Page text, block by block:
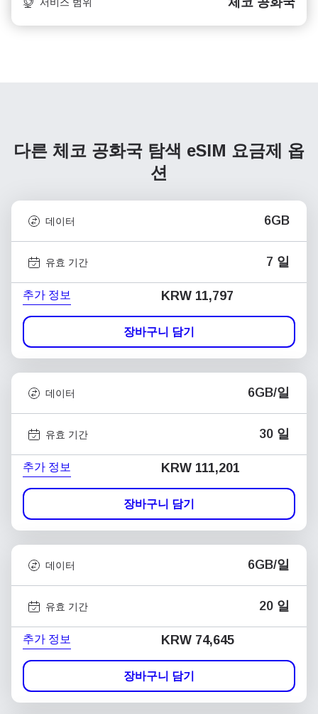
다른 체코 공화국 탐색 eSIM 요금제 옵
션
데이터 6GB
유효 기간 7 일
추가 정보 KRW 11,797
장바구니 담기
데이터 6GB/일
유효 기간 30 일
추가 정보 KRW 111,201
장바구니 담기
데이터 6GB/일
유효 기간 20 일
추가 정보 KRW 74,645
장바구니 담기